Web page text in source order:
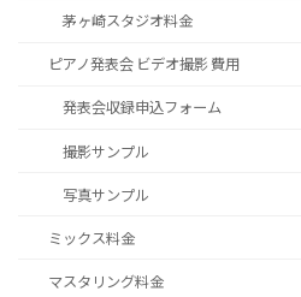
茅ヶ崎スタジオ料金
ピアノ発表会 ビデオ撮影 費用
発表会収録申込フォーム
撮影サンプル
写真サンプル
ミックス料金
マスタリング料金